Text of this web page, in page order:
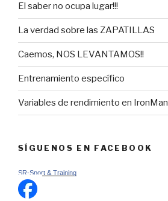
El saber no ocupa lugar!!!
La verdad sobre las ZAPATILLAS
Caemos, NOS LEVANTAMOS!!
Entrenamiento específico
Variables de rendimiento en IronMan
SÍGUENOS EN FACEBOOK
SR-Sport & Training